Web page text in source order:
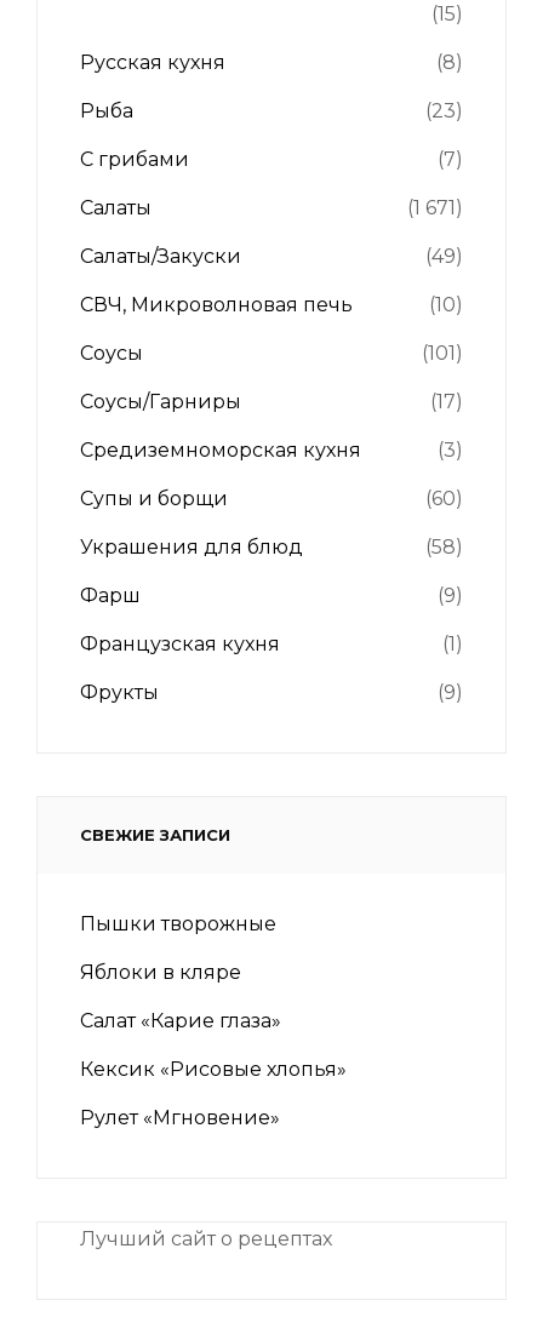
(15)
Русская кухня (8)
Рыба (23)
С грибами (7)
Салаты (1 671)
Салаты/Закуски (49)
СВЧ, Микроволновая печь (10)
Соусы (101)
Соусы/Гарниры (17)
Средиземноморская кухня (3)
Супы и борщи (60)
Украшения для блюд (58)
Фарш (9)
Французская кухня (1)
Фрукты (9)
СВЕЖИЕ ЗАПИСИ
Пышки творожные
Яблоки в кляре
Салат «Карие глаза»
Кексик «Рисовые хлопья»
Рулет «Мгновение»
Лучший сайт о рецептах